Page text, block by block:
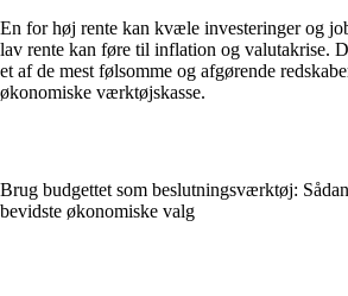
En for høj rente kan kvæle investeringer og
lav rente kan føre til inflation og valutakrise.
et af de mest følsomme og afgørende
økonomiske værktøjskasse.
Brug budgettet som beslutningsværktøj:
bevidste økonomiske valg